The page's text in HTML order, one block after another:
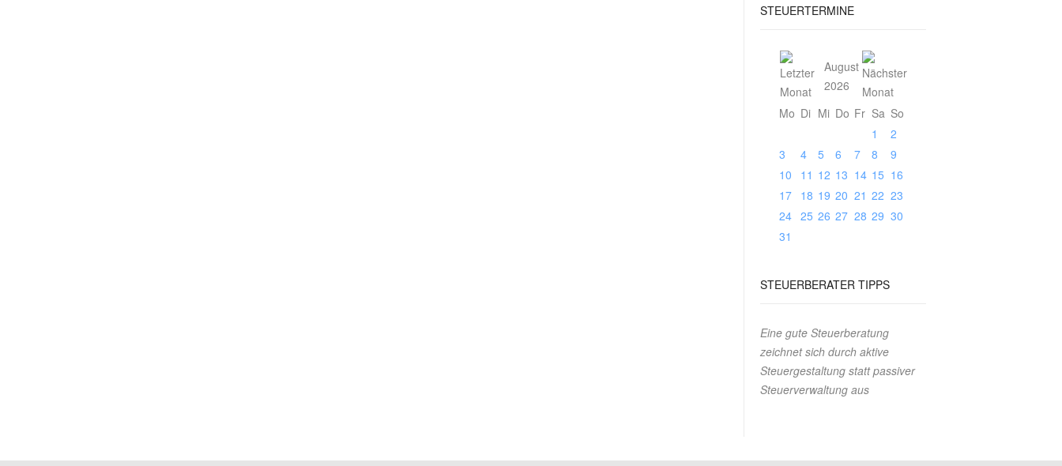
STEUERTERMINE
August
2026
Mo Di Mi Do Fr Sa So
1
2
3
4 5 6 7 8
9
10
11 12 13 14 15 16
17
18 19 20 21 22 23
24 25 26 27 28 29 30
31
STEUERBERATER TIPPS
Eine gute Steuerberatung
zeichnet sich durch aktive
Steuergestaltung statt passiver
Steuerverwaltung aus